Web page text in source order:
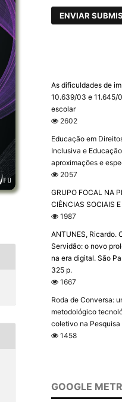
ENVIAR
As dificuldades de
10.639/03 e 11.645/
escolar
2602
Educação em
Inclusiva e
aproximações e
2057
GRUPO FOCAL NA
CIÊNCIAS SOCIAIS
1987
ANTUNES, Ricardo.
Servidão: o novo
na era digital. São
325 p.
1667
Roda de Conversa:
metodológico
coletivo na Pesquisa
1458
GOOGLE